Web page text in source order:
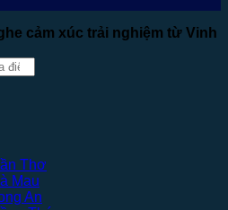
cảm xúc trải nghiệm từ Vinh
Thơ
Mau
An